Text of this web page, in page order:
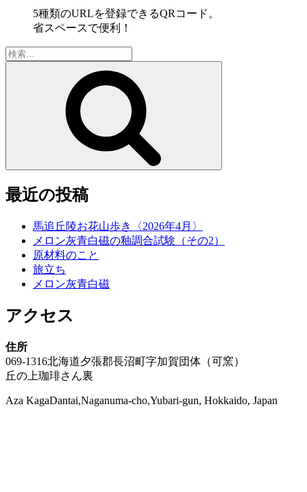
5種類のURLを登録できるQRコード。
省スペースで便利！
検
索:
最近の投稿
馬追丘陵お花山歩き〈2026年4月〉
メロン灰青白磁の釉調合試験（その2）
原材料のこと
旅立ち
メロン灰青白磁
アクセス
住所
069-1316北海道夕張郡長沼町字加賀団体（可窯）
丘の上珈琲さん裏
Aza KagaDantai,Naganuma-cho,Yubari-gun, Hokkaido, Japan